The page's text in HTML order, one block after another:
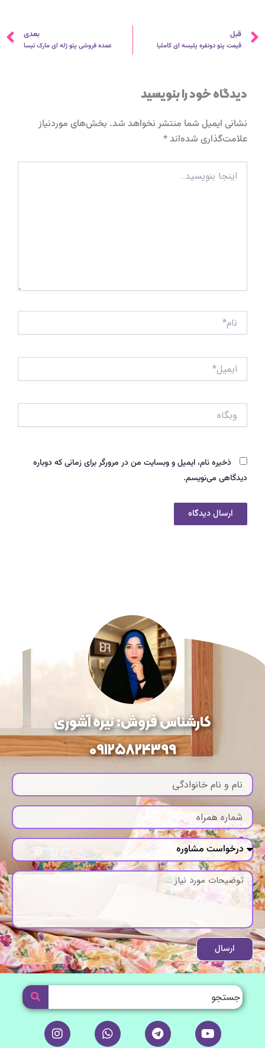
قبلی
قبل
قیمت پتو دونفره پلیسه ای کاملیا
بعدی
عمده فروشی پتو ژله ای مارک تیسا
دیدگاه‌ خود را بنویسید
نشانی ایمیل شما منتشر نخواهد شد. بخش‌های موردنیاز
علامت‌گذاری شده‌اند*
بنویسید…
ایمیل*
ذخیره نام، ایمیل و وبسایت من در مرورگر برای زمانی که دوباره
دیدگاهی می‌نویسم.
کارشناس فروش: نیره آشوری
09125824399
ارسال
Y
o
T
e
W
h
I
n